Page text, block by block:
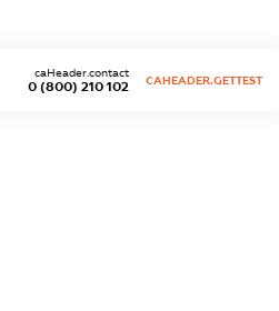
0 (800) 210 102
caHeader.contact
CAHEADER.GETTEST